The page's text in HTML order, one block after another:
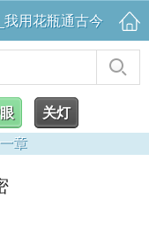
用花瓶通古今
关灯
章